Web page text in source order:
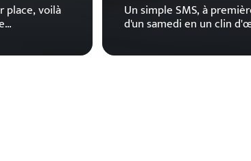
place, voilà
…
Un simple SMS, à
d'un samedi en un clin